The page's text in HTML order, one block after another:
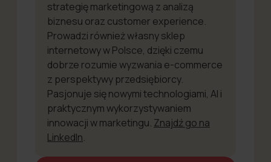
strategię marketingową z analizą
biznesu oraz customer experience.
Prowadzi również własny sklep
internetowy w Polsce, dzięki czemu
dobrze rozumie wyzwania e-commerce
z perspektywy przedsiębiorcy.
Pasjonuje się nowymi technologiami, AI i
praktycznym wykorzystywaniem
innowacji w marketingu. Znajdź go na
LinkedIn.